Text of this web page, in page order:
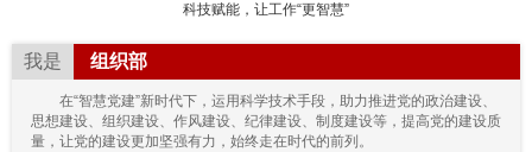
科技赋能，让工作“更智慧”
我是 组织部
在“智慧党建”新时代下，运用科学技术手段，助力推进党的政治建设、
思想建设、组织建设、作风建设、纪律建设、制度建设等，提高党的建设质
量，让党的建设更加坚强有力，始终走在时代的前列。